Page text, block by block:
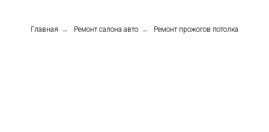
Главная → Ремонт салона авто → Ремонт прожогов потолка